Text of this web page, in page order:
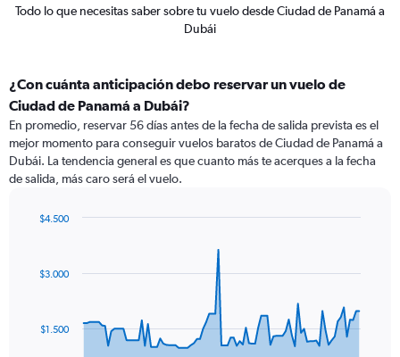
Todo lo que necesitas saber sobre tu vuelo desde Ciudad de Panamá a
Dubái
¿Con cuánta anticipación debo reservar un vuelo de
Ciudad de Panamá a Dubái?
En promedio, reservar 56 días antes de la fecha de salida prevista es el
mejor momento para conseguir vuelos baratos de Ciudad de Panamá a
Dubái. La tendencia general es que cuanto más te acerques a la fecha
de salida, más caro será el vuelo.
data
The
$1.500
$3.000
$4.500